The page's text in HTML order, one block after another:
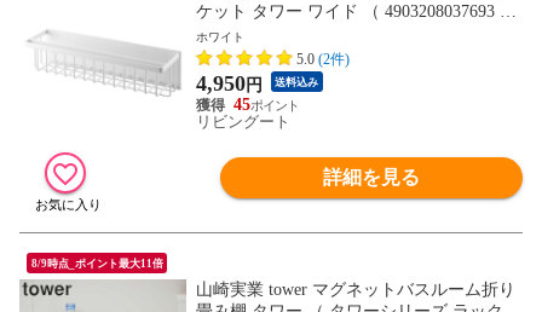
ケット タワー ワイド （ 4903208037693 タ
ワーシリーズ 磁石 マグネット お風呂収納
バス お風呂 風呂 バスケット 浮かせる収納
浴室 収納 ホワイト ブラック ） 【ホワイ
ト】
ホワイト
5.0 (2件)
4,950円 送料込み
45
リビングート
詳細を見る
8/9時点_ポイント最大11倍
山崎実業 tower マグネットバスルーム折り